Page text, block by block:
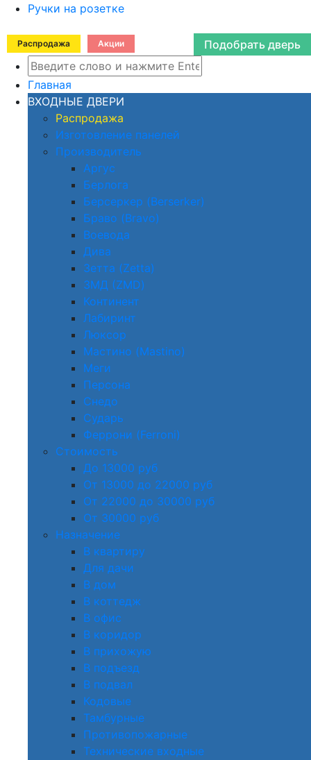
Ручки на розетке
Распродажа Акции Подобрать дверь
Главная
ВХОДНЫЕ ДВЕРИ
Распродажа
Изготовление панелей
Производитель
Аргус
Берлога
Берсеркер (Berserker)
Браво (Bravo)
Воевода
Дива
Зетта (Zetta)
ЗМД (ZMD)
Континент
Лабиринт
Люксор
Мастино (Mastino)
Меги
Персона
Снедо
Сударь
Феррони (Ferroni)
Стоимость
До 13000 руб
От 13000 до 22000 руб
От 22000 до 30000 руб
От 30000 руб
Назначение
В квартиру
Для дачи
В дом
В коттедж
В офис
В коридор
В прихожую
В подъезд
В подвал
Кодовые
Тамбурные
Противопожарные
Технические входные